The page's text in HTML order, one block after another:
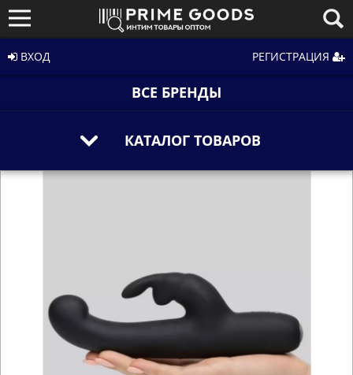
ВХОД РЕГИСТРАЦИЯ
ВСЕ БРЕНДЫ
КАТАЛОГ ТОВАРОВ